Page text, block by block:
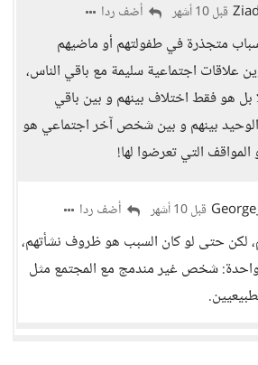
قبل 10 أشهر أضف ردا
متجذرة في طفولتهم أو ماضيهم
علاقات اجتماعية سليمة مع باقي الناس،
هو فقط اختلاف بينهم و بين باقي
الوحيد بينهم و بين شخص آخر اجتماعي هو
التي تعرضوا لها!
قبل 10 أشهر أضف ردا
لكن حتى لو كان السبب هو ظروف نشأتهم،
شخص غير مندمج مع المجتمع مثل